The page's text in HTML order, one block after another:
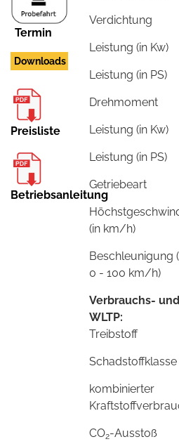
Termin
Downloads
Preisliste
Betriebsanleitung
Verdichtung
Leistung (in Kw)
Leistung (in PS)
Drehmoment
Leistung (in Kw)
Leistung (in PS)
Getriebeart
(in km/h)
Beschleunigung
0 - 100 km/h)
Verbrauchs-
WLTP:
Treibstoff
Schadstoffklasse
kombinierter
CO2-Ausstoß